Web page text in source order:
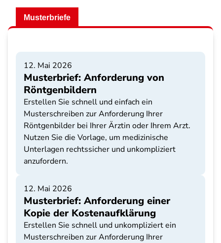
Musterbriefe
12. Mai 2026
Musterbrief: Anforderung von
Röntgenbildern
Erstellen Sie schnell und einfach ein
Musterschreiben zur Anforderung Ihrer
Röntgenbilder bei Ihrer Ärztin oder Ihrem Arzt.
Nutzen Sie die Vorlage, um medizinische
Unterlagen rechtssicher und unkompliziert
anzufordern.
12. Mai 2026
Musterbrief: Anforderung einer
Kopie der Kostenaufklärung
Erstellen Sie schnell und unkompliziert ein
Musterschreiben zur Anforderung Ihrer